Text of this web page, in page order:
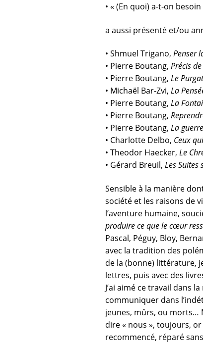
• « (En quoi) a-t-on
a aussi présenté et/ou
• Shmuel Trigano, Penser
• Pierre Boutang, Précis
• Pierre Boutang, Le
• Michaël Bar-Zvi, La
• Pierre Boutang, La
• Pierre Boutang,
• Pierre Boutang, La
• Charlotte Delbo, Ceux
• Theodor Haecker, Le
• Gérard Breuil, Les
Sensible à la manière
société et les raisons de
l’aventure humaine,
produire ce que le cœur
Pascal, Péguy, Bloy,
avec la tradition des
de la (bonne) littérature,
lettres, puis avec des
J’ai aimé ce travail dans
communiquer dans
jeunes, mûrs, ou morts…
dire « nous », toujours, or
recommencé, réparé